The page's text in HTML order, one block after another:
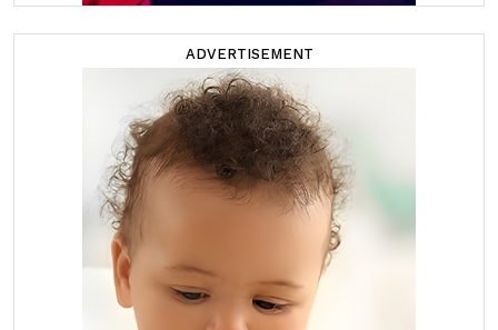
ADVERTISEMENT